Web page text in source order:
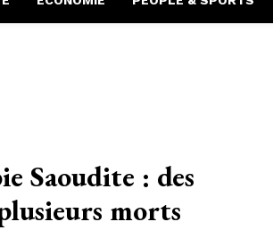
Saoudite : des
morts